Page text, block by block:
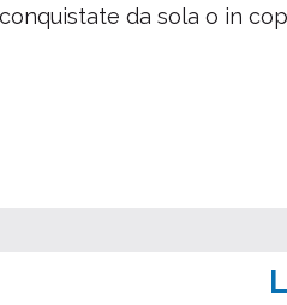
da sola o in